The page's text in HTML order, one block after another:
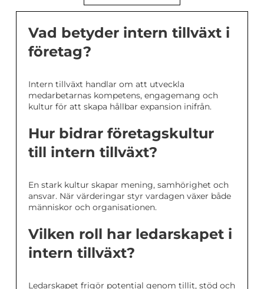
Vad betyder intern tillväxt i
företag?
Intern tillväxt handlar om att utveckla
medarbetarnas kompetens, engagemang och
kultur för att skapa hållbar expansion inifrån.
Hur bidrar företagskultur
till intern tillväxt?
En stark kultur skapar mening, samhörighet och
ansvar. När värderingar styr vardagen växer både
människor och organisationen.
Vilken roll har ledarskapet i
intern tillväxt?
Ledarskapet frigör potential genom tillit, stöd och